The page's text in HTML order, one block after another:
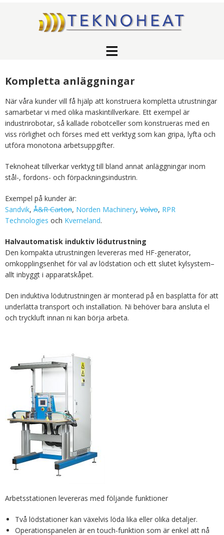
Kompletta anläggningar
När våra kunder vill få hjälp att konstruera kompletta utrustningar
samarbetar vi med olika maskintillverkare. Ett exempel är
industrirobotar, så kallade robotceller som konstrueras med en
viss rörlighet och förses med ett verktyg som kan gripa, lyfta och
utföra monotona arbetsuppgifter.
Teknoheat tillverkar verktyg till bland annat anläggningar inom
stål-, fordons- och förpackningsindustrin.
Exempel på kunder är:
Sandvik, Å&R Carton, Norden Machinery, Volvo, RPR
Technologies och Kverneland.
Halvautomatisk induktiv lödutrustning
Den kompakta utrustningen levereras med HF-generator,
omkopplingsenhet för val av lödstation och ett slutet kylsystem–
allt inbyggt i apparatskåpet.
Den induktiva lödutrustningen är monterad på en basplatta för att
underlätta transport och installation. Ni behöver bara ansluta el
och tryckluft innan ni kan börja arbeta.
Arbetsstationen levereras med följande funktioner
Två lödstationer kan växelvis löda lika eller olika detaljer.
Operationspanelen är en touch-funktion som är enkel att nå